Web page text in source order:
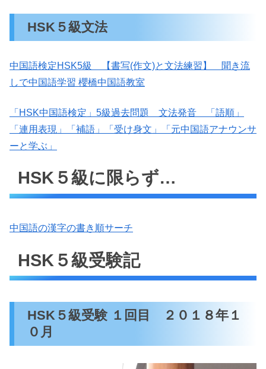
HSK５級文法
中国語検定HSK5級 【書写(作文)と文法練習】 聞き流
しで中国語学習 櫻橋中国語教室
「HSK中国語検定」5級過去問題 文法発音 「語順」
「連用表現」「補語」「受け身文」「元中国語アナウンサ
ーと学ぶ」
HSK５級に限らず…
中国語の漢字の書き順サーチ
HSK５級受験記
HSK５級受験 １回目 ２０１８年１
０月